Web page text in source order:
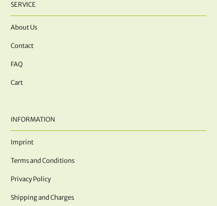
SERVICE
About Us
Contact
FAQ
Cart
INFORMATION
Imprint
Terms and Conditions
Privacy Policy
Shipping and Charges